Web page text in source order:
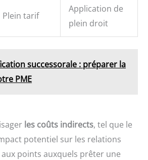
Plein tarif
Application de
plein droit
successorale : préparer la
PME
les coûts indirects, tel que le
potentiel sur les relations
points auxquels prêter une